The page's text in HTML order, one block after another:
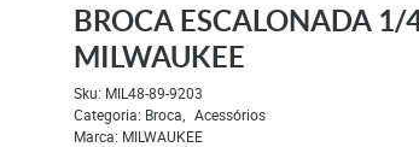
BROCA ESCALONADA
MILWAUKEE
Sku: MIL48-89-9203
Categoria: Broca
Acessórios
Marca: MILWAUKEE